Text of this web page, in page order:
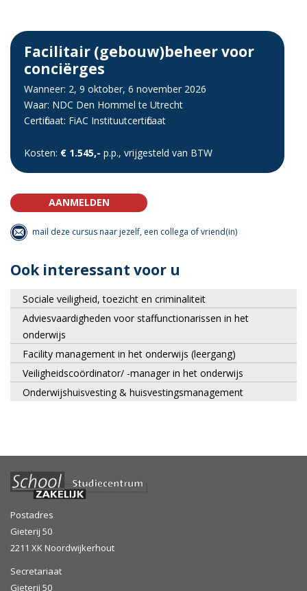
Facilitair (gebouw)beheer voor
conciërges
Wanneer: 2, 9 oktober, 6 november 2026
Waar: NDC Den Hommel te Utrecht
Certificaat: FiAC Instituutcertificaat
Kosten: € 1.545,- p.p., vrijgesteld van BTW
AANMELDEN
mail deze cursus naar jezelf, een collega of vriend(in)
Ook interessant voor u
Sociale veiligheid, toezicht en criminaliteit
Adviesvaardigheden voor staffunctionarissen in het
onderwijs
Facility management in het onderwijs (leergang)
Veiligheidscoördinator/ -manager in het onderwijs
Onderwijshuisvesting & huisvestingsmanagement
Postadres
Gieterij 50
2211 XK Noordwijkerhout
Secretariaat
Gieterij 50